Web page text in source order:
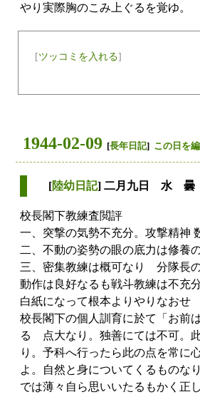
やり実際胸のこみ上ぐるを覚ゆ。
[ツッコミを入れる]
1944-02-09 [長年日記] この日を
[陸幼日記] 二月九日 水 曇
校長閣下教練査閲評
一、突撃の気勢不充分。攻撃精神
二、不動の姿勢の眼の底力は修養
三、密集教練は概可なり 分隊長
動作は良好なるも戦斗教練は不充
白紙になって根本よりやりなおせ
校長閣下の個人訓育に於て「お前
るゝ点大なり。独善にては不可。
り。予科へ行ったら此の点を常に
よ。自然と身についてくるものな
では薄々自ら思いいたるもかく正